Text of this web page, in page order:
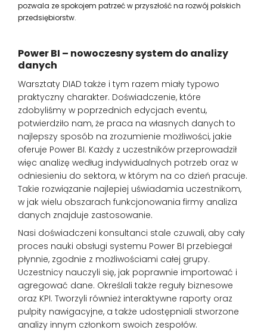
pozwala ze spokojem patrzeć w przyszłość na rozwój polskich
przedsiębiorstw.
Power BI – nowoczesny system do analizy
danych
Warsztaty DIAD także i tym razem miały typowo
praktyczny charakter. Doświadczenie, które
zdobyliśmy w poprzednich edycjach eventu,
potwierdziło nam, że praca na własnych danych to
najlepszy sposób na zrozumienie możliwości, jakie
oferuje Power BI. Każdy z uczestników przeprowadził
więc analizę według indywidualnych potrzeb oraz w
odniesieniu do sektora, w którym na co dzień pracuje.
Takie rozwiązanie najlepiej uświadamia uczestnikom,
w jak wielu obszarach funkcjonowania firmy analiza
danych znajduje zastosowanie.
Nasi doświadczeni konsultanci stale czuwali, aby cały
proces nauki obsługi systemu Power BI przebiegał
płynnie, zgodnie z możliwościami całej grupy.
Uczestnicy nauczyli się, jak poprawnie importować i
agregować dane. Określali także reguły biznesowe
oraz KPI. Tworzyli również interaktywne raporty oraz
pulpity nawigacyjne, a także udostępniali stworzone
analizy innym członkom swoich zespołów.